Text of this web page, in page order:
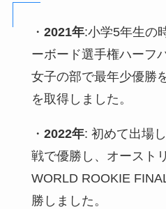
・ 2021年:小学5年生の
ーボード選手権ハーフ
女子の部で最年少優勝
を取得しました。
・ 2022年: 初めて出場
戦で優勝し、オースト
WORLD ROOKIE
勝しました。